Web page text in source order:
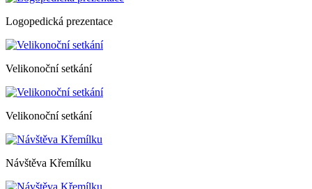
Logopedická prezentace
Velikonoční setkání
Velikonoční setkání
Návštěva Křemílku